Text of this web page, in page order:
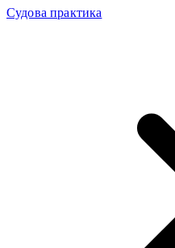
Судова практика